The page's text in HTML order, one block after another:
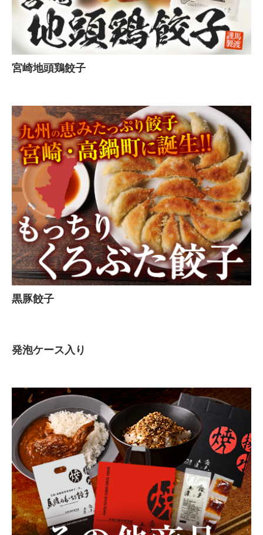
宮崎地頭鶏餃子
黒豚餃子
発泡ケース入り